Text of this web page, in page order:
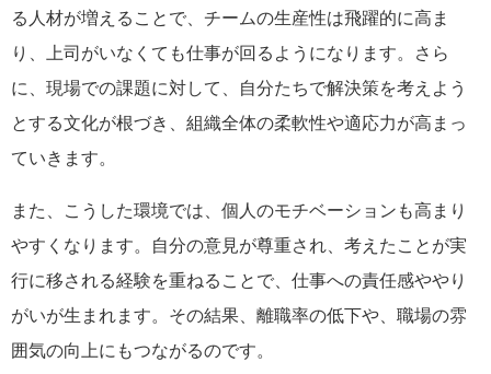
る人材が増えることで、チームの生産性は飛躍的に高ま
り、上司がいなくても仕事が回るようになります。さら
に、現場での課題に対して、自分たちで解決策を考えよう
とする文化が根づき、組織全体の柔軟性や適応力が高まっ
ていきます。
また、こうした環境では、個人のモチベーションも高まり
やすくなります。自分の意見が尊重され、考えたことが実
行に移される経験を重ねることで、仕事への責任感ややり
がいが生まれます。その結果、離職率の低下や、職場の雰
囲気の向上にもつながるのです。